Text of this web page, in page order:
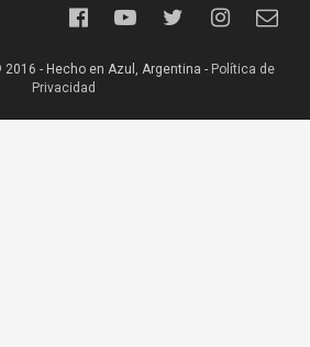
- Hecho en Azul, Argentina - Política de
Privacidad